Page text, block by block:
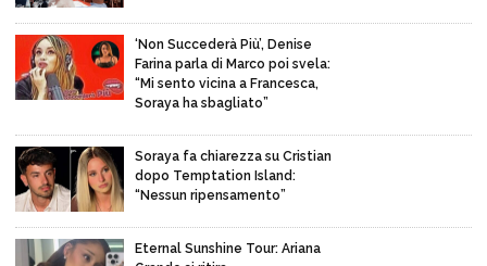
‘Non Succederà Più’, Denise
Farina parla di Marco poi svela:
“Mi sento vicina a Francesca,
Soraya ha sbagliato”
Soraya fa chiarezza su Cristian
dopo Temptation Island:
“Nessun ripensamento”
Eternal Sunshine Tour: Ariana